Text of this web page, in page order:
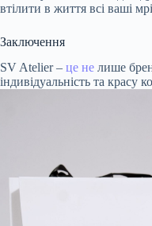
втілити в життя всі ваші
Заключення
SV Atelier – це не лише
індивідуальність та красу